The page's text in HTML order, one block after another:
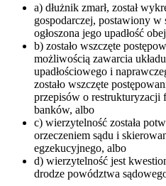
a) dłużnik zmarł, został
gospodarczej, postawiony w
ogłoszona jego upadłość
b) zostało wszczęte
możliwością zawarcia
upadłościowego i
zostało wszczęte
przepisów o restrukturyzacji
banków, albo
c) wierzytelność została
orzeczeniem sądu i
egzekucyjnego, albo
d) wierzytelność jest
drodze powództwa